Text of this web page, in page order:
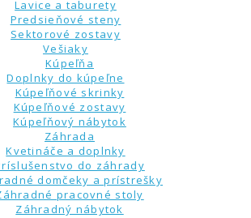
Lavice a taburety
Predsieňové steny
Sektorové zostavy
Vešiaky
Kúpeľňa
Doplnky do kúpeľne
Kúpeľňové skrinky
Kúpeľňové zostavy
Kúpeľňový nábytok
Záhrada
Kvetináče a doplnky
do záhrady
domčeky a prístrešky
pracovné stoly
Záhradný nábytok